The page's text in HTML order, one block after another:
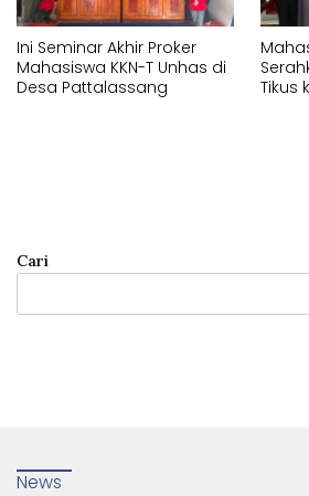
Ini Seminar Akhir Proker
Mahasiswa KKN-T Unhas di
Desa Pattalassang
Tikus
Cari
News